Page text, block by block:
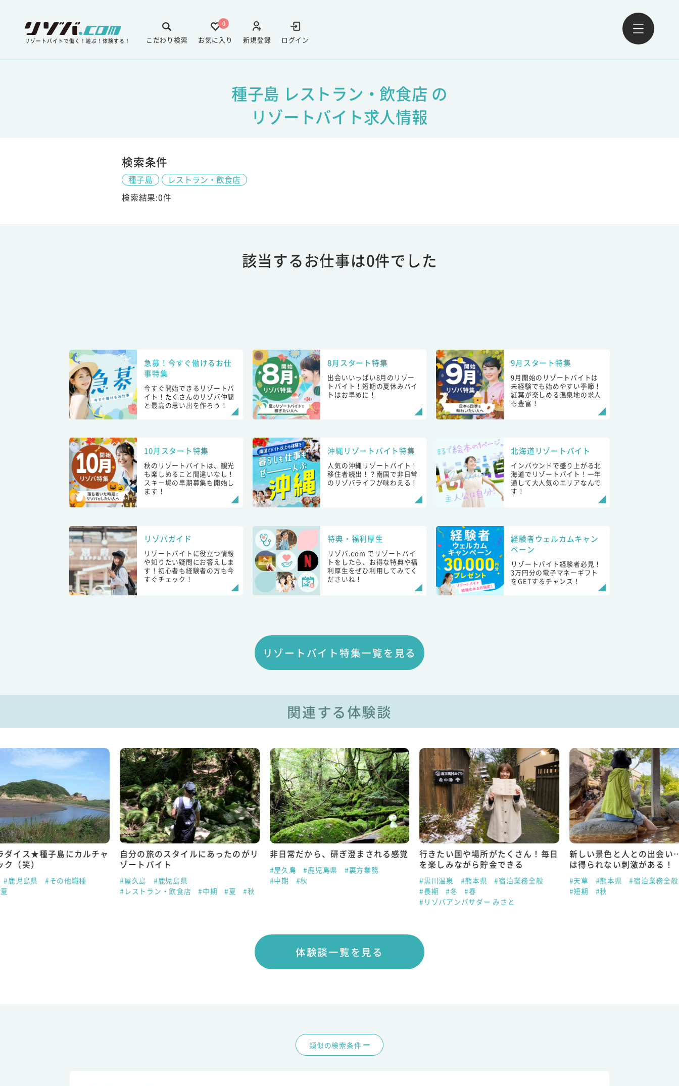
リゾートバイトで働く！遊ぶ！体験する！ ログイン
新規登録
0
お気に入り
こだわり検索
種子島 レストラン・飲食店 の
リゾートバイト求人情報
検索条件
種子島
レストラン・飲食店
検索結果:0件
該当するお仕事は0件でした
急募！今すぐ働けるお仕
事特集
今すぐ開始できるリゾートバ
イト！たくさんのリゾバ仲間
と最高の思い出を作ろう！
8月スタート特集
出会いいっぱい8月のリゾー
トバイト！短期の夏休みバイ
トはお早めに！
9月スタート特集
9月開始のリゾートバイトは
未経験でも始めやすい季節！
紅葉が楽しめる温泉地の求人
も豊富！
10月スタート特集
秋のリゾートバイトは、観光
も楽しめること間違いなし！
スキー場の早期募集も開始し
ます！
沖縄リゾートバイト特集
人気の沖縄リゾートバイト！
移住者続出！？南国で非日常
のリゾバライフが味わえる！
北海道リゾートバイト
インバウンドで盛り上がる北
海道でリゾートバイト！一年
通して大人気のエリアなんで
す！
リゾバガイド
リゾートバイトに役立つ情報
や知りたい疑問にお答えしま
す！初心者も経験者の方も今
すぐチェック！
特典・福利厚生
リゾバ.com でリゾートバイ
トをしたら、お得な特典や福
利厚生をぜひ利用してみてく
ださいね！
経験者ウェルカムキャン
ペーン
リゾートバイト経験者必見！
3万円分の電子マネーギフト
をGETするチャンス！
リゾートバイト特集一覧を見る
関連する体験談
ダイス★種子島にカルチャ
（笑）
#鹿児島県
#その他職種
自分の旅のスタイルにあったのがリ
ゾートバイト
#屋久島
#鹿児島県
#レストラン・飲食店
#中期 #夏 #秋
非日常だから、研ぎ澄まされる感覚
#屋久島 #鹿児島県
#裏方業務
#中期
#秋
行きたい国や場所がたくさん！毎日
を楽しみながら貯金できる
#黒川温泉 #熊本県
#宿泊業務全般
#長期
#冬
#春
#リゾバアンバサダー みさと
新しい景色と人との出会
は得られない刺激がある！
#天草 #熊本県
#宿泊業務全般
#短期
#秋
体験談一覧を見る
類似の検索条件